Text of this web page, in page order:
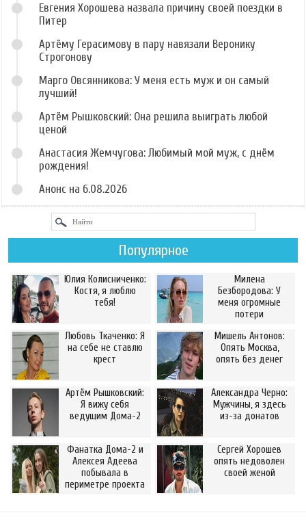
Евгения Хорошева назвала причину своей поездки в
Питер
Артёму Герасимову в пару навязали Веронику
Строгонову
Марго Овсянникова: У меня есть муж и он самый
лучший!
Артём Рышковский: Она решила выиграть любой
ценой
Анастасия Жемчугова: Любимый мой муж, с днём
рождения!
Анонс на 6.08.2026
Популярное
Юлия Колисниченко:
Костя, я люблю
тебя!
Милена
Безбородова: У
меня огромные
потери
Любовь Ткаченко: Я
на себе не ставлю
крест
Мишель Антонов:
Опять Москва,
опять без денег
Артём Рышковский:
Я вижу себя
ведущим Дома-2
Александра Черно:
Мужчины, я здесь
из-за донатов
Фанатка Дома-2 и
Алексея Адеева
побывала в
периметре проекта
Сергей Хорошев
опять недоволен
своей женой